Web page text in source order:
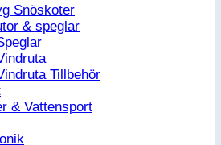
Snöskoter
& speglar
Tillbehör
& Vattensport